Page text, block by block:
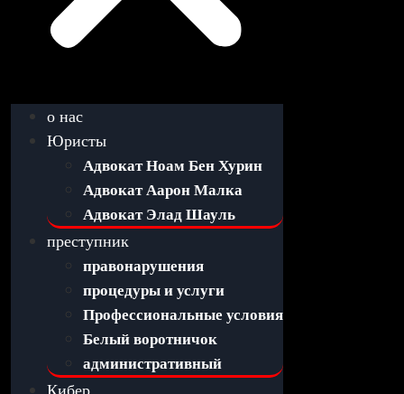
о нас
Юристы
Адвокат Ноам Бен Хурин
Адвокат Аарон Малка
Адвокат Элад Шауль
преступник
правонарушения
процедуры и услуги
Профессиональные условия
Белый воротничок
административный
Кибер